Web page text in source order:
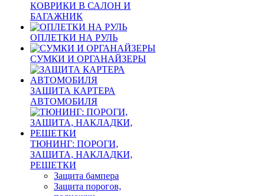
КОВРИКИ В САЛОН И
БАГАЖНИК
ОПЛЕТКИ НА РУЛЬ
СУМКИ И ОРГАНАЙЗЕРЫ
ЗАЩИТА КАРТЕРА
АВТОМОБИЛЯ
ТЮНИНГ: ПОРОГИ,
ЗАЩИТА, НАКЛАДКИ,
РЕШЕТКИ
Защита бампера
Защита порогов,